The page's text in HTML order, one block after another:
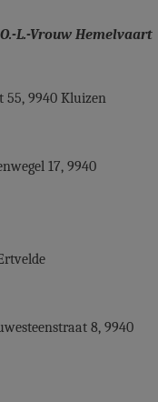
L.-Vrouw Hemelvaart
55, 9940 Kluizen
17, 9940
8, 9940